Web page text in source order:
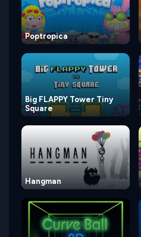
Poptropica
Big FLAPPY Tower Tiny
Square
Hangman